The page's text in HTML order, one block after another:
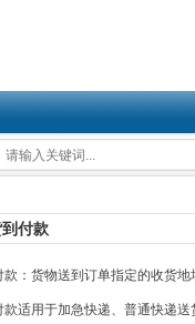
付款
款：货物送到订单指定的收货
款适用于加急快递、普通快递